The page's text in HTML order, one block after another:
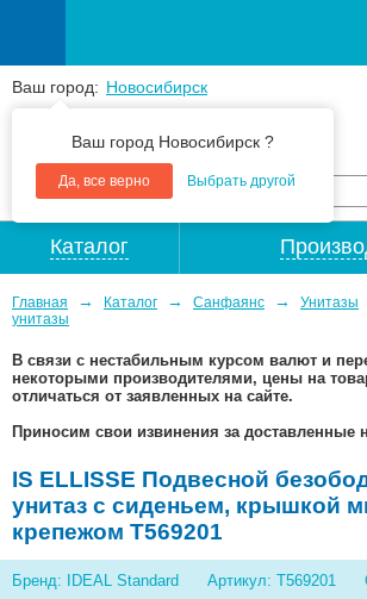
Ваш город: Новосибирск
Ваш город Новосибирск ?
Да, все верно Выбрать другой
+7(383) 213 79 30
Каталог
Главная → Каталог → Санфаянс → Унитазы
унитазы
В связи с нестабильным курсом валют и
некоторыми производителями, цены на
отличаться от заявленных на сайте.
Приносим свои извинения за доставленные
IS ELLISSE Подвесной
унитаз с сиденьем, крышкой
крепежом T569201
Бренд: IDEAL Standard Артикул: T569201